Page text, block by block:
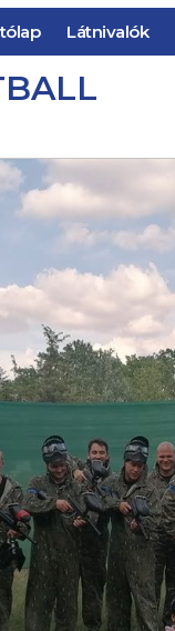
Látnivalók